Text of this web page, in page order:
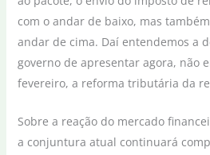
com o andar de baixo, mas
andar de cima. Daí entendemos a
governo de apresentar agora, não
fevereiro, a reforma tributária da
Sobre a reação do mercado
a conjuntura atual continuará